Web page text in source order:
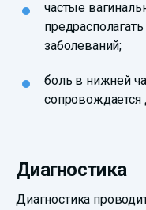
частые
заболеваний;
боль в нижней
Диагностика
Диагностика